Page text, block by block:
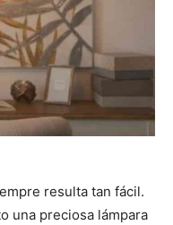
resulta tan fácil.
una preciosa lámpara